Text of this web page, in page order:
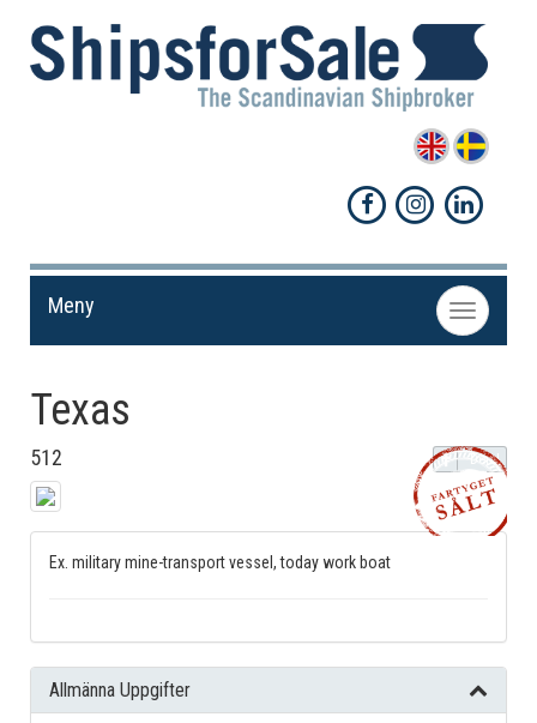
Toggle
navigation
Meny
Texas
512 Dela!
Ex. military mine-transport vessel, today work boat
Allmänna Uppgifter